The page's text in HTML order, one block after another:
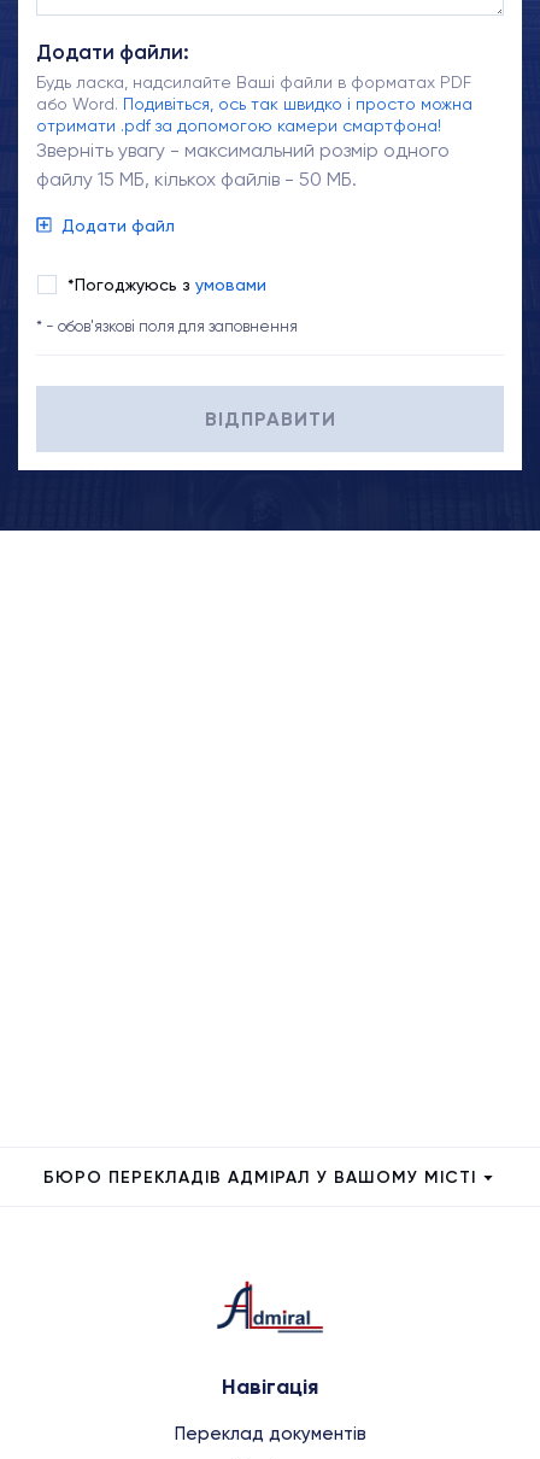
Додати файли:
Будь ласка, надсилайте Ваші файли в форматах PDF
або Word. Подивіться, ось так швидко і просто можна
отримати .pdf за допомогою камери смартфона!
Зверніть увагу - максимальний розмір одного
файлу 15 МБ, кількох файлів - 50 МБ.
Додати файл
*Погоджуюсь з умовами
* - обов'язкові поля для заповнення
ВІДПРАВИТИ
БЮРО ПЕРЕКЛАДІВ АДМІРАЛ У ВАШОМУ МІСТІ
Навігація
Переклад документів